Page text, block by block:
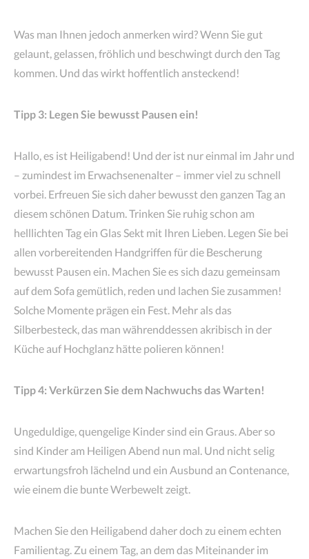
Was man Ihnen jedoch anmerken wird? Wenn Sie gut
gelaunt, gelassen, fröhlich und beschwingt durch den Tag
kommen. Und das wirkt hoffentlich ansteckend!
Tipp 3: Legen Sie bewusst Pausen ein!
Hallo, es ist Heiligabend! Und der ist nur einmal im Jahr und
– zumindest im Erwachsenenalter – immer viel zu schnell
vorbei. Erfreuen Sie sich daher bewusst den ganzen Tag an
diesem schönen Datum. Trinken Sie ruhig schon am
helllichten Tag ein Glas Sekt mit Ihren Lieben. Legen Sie bei
allen vorbereitenden Handgriffen für die Bescherung
bewusst Pausen ein. Machen Sie es sich dazu gemeinsam
auf dem Sofa gemütlich, reden und lachen Sie zusammen!
Solche Momente prägen ein Fest. Mehr als das
Silberbesteck, das man währenddessen akribisch in der
Küche auf Hochglanz hätte polieren können!
Tipp 4: Verkürzen Sie dem Nachwuchs das Warten!
Ungeduldige, quengelige Kinder sind ein Graus. Aber so
sind Kinder am Heiligen Abend nun mal. Und nicht selig
erwartungsfroh lächelnd und ein Ausbund an Contenance,
wie einem die bunte Werbewelt zeigt.
Machen Sie den Heiligabend daher doch zu einem echten
Familientag. Zu einem Tag, an dem das Miteinander im